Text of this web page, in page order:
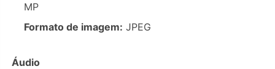
MP
Formato de imagem: JPEG
Áudio